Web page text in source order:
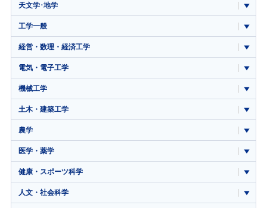
天文学･地学
工学一般
経営・数理・経済工学
電気・電子工学
機械工学
土木・建築工学
農学
医学・薬学
健康・スポーツ科学
人文・社会科学